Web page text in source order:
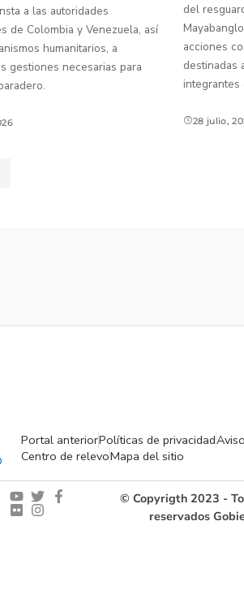
a las autoridades
de Colombia y Venezuela, así
humanitarios, a
gestiones necesarias para
del
acciones
destinadas
integrantes
28 julio,
Portal anteriorPolíticas de privacidad
Centro de relevoMapa del sitio
© Copyrigth 2023 -
reservados